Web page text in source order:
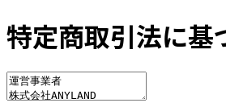
特定商取引法に基